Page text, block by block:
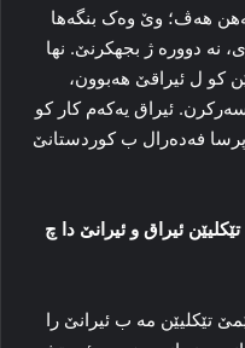
هه‌ڤ؛ وێ وه‌ک بنگه‌ها
نه‌ دووره‌ ژ بجهکرنێ. نها
کو ل ئیراقێ هه‌بوون،
ئیراق یه‌که‌م کار کو
فه‌ده‌رال ب کوردستانێ
ئیراق و ئیرانێ دا چ
تێکلیێن مه‌ ب ئیرانێ را